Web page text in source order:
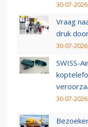
30-07-
Vraag
druk
30-07-
SWISS-
30-07-